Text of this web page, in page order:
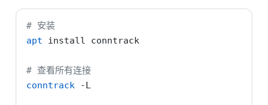
# 安装
apt install conntrack
# 查看所有连接
conntrack
-L